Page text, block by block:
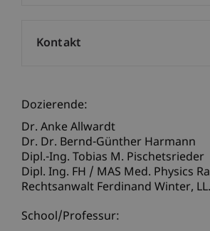
Dozierende:
Dr. Anke Allwardt
Dr. Dr. Bernd-Günther Harmann
Dipl.-Ing. Tobias M. Pischetsrieder
Dipl. Ing. FH / MAS Med. Physics
Rechtsanwalt Ferdinand Winter
School/Professur:
Kontakt